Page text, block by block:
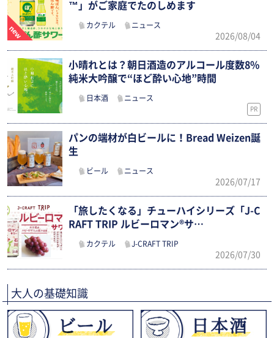
™」がご家庭でたのしめます
カクテル ニュース
2026/08/04
小晴れとは？朝日酒造のアルコール度数8%
純米大吟醸で“ほど酔い心地”時間
日本酒 ニュース
PR
パンの端材が白ビールに！Bread Weizen誕
生
ビール ニュース
2026/07/17
「旅したくなる」チューハイシリーズ「J-C
RAFT TRIP ルビーロマン®サ…
カクテル J-CRAFT TRIP
2026/07/30
大人の基礎知識